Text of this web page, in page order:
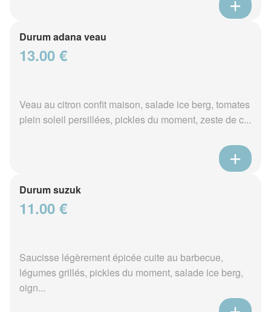
Durum adana veau
13.00 €
Veau au citron confit maison, salade ice berg, tomates
plein soleil persillées, pickles du moment, zeste de c...
Durum suzuk
11.00 €
Saucisse légèrement épicée cuite au barbecue,
légumes grillés, pickles du moment, salade ice berg,
oign...